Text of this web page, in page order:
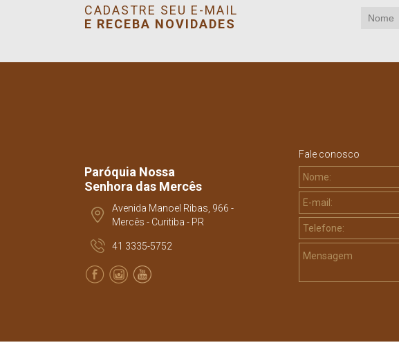
CADASTRE SEU E-MAIL
E RECEBA NOVIDADES
Paróquia Nossa
Senhora das Mercês
Avenida Manoel Ribas, 966 -
Mercês - Curitiba - PR
41 3335-5752
Fale conosco